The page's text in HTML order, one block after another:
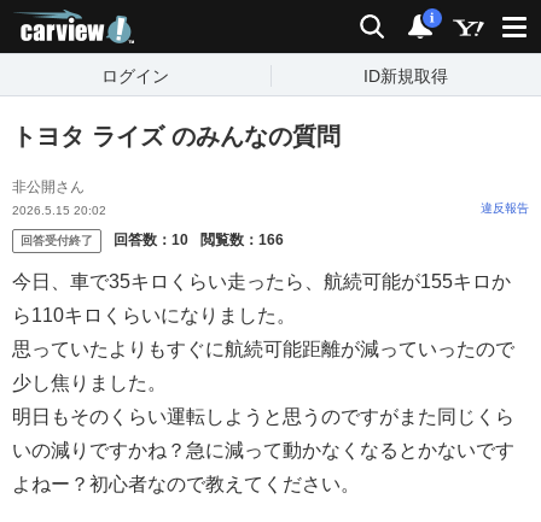
検索 通知
i
ログイン ID新規取得
トヨタ ライズ のみんなの質問
非公開さん
2026.5.15 20:02 違反報告
回答受付終了 回答数： 10 閲覧数： 166
今日、車で35キロくらい走ったら、航続可能が155キロか
ら110キロくらいになりました。
思っていたよりもすぐに航続可能距離が減っていったので
少し焦りました。
明日もそのくらい運転しようと思うのですがまた同じくら
いの減りですかね？急に減って動かなくなるとかないです
よねー？初心者なので教えてください。